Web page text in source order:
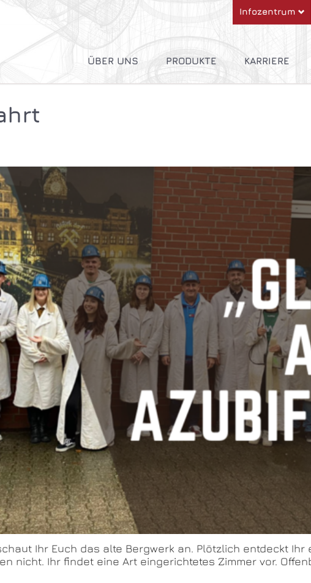
Infozentrum
ÜBER UNS PRODUKTE
AlternativeFUELcontrol
KARRIERE
Ihr Euch das alte Bergwerk an. Plötzlich entdeckt Ihr
nicht. Ihr findet eine Art eingerichtetes Zimmer vor.